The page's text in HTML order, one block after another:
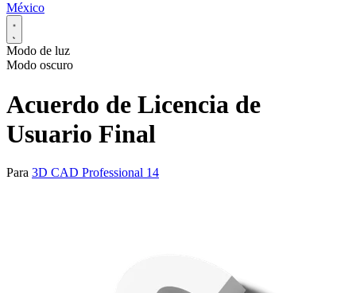
México
Modo de luz
Modo oscuro
Acuerdo de Licencia de
Usuario Final
Para 3D CAD Professional 14